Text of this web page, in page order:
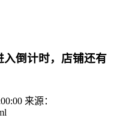
入倒计时，店铺还有
来源：